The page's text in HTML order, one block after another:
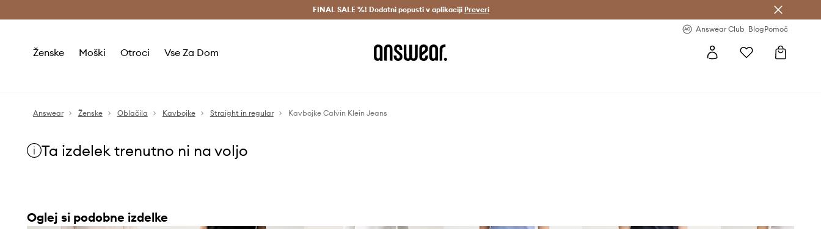
Dostava v 3 dneh > Prihrani z vpisom v Answear Club >
FINAL SALE %! Dodatni popusti v aplikaciji Preveri
Answear Club BlogPomoč
Ženske Moški Otroci Vse Za Dom
Answear Ženske Oblačila Kavbojke Straight in regular Kavbojke Calvin Klein Jeans
Ta izdelek trenutno ni na voljo
Oglej si podobne izdelke